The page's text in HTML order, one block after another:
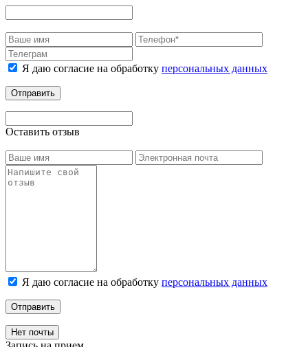
Я даю согласие на обработку персональных данных
Отправить
Оставить отзыв
Я даю согласие на обработку персональных данных
Отправить
Нет почты